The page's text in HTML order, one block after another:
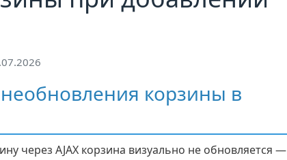
корзины в
через AJAX корзина визуально не обновляется —